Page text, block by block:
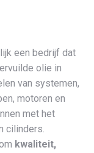
een bedrijf dat
olie in
van systemen,
motoren en
met het
cilinders.
kwaliteit,